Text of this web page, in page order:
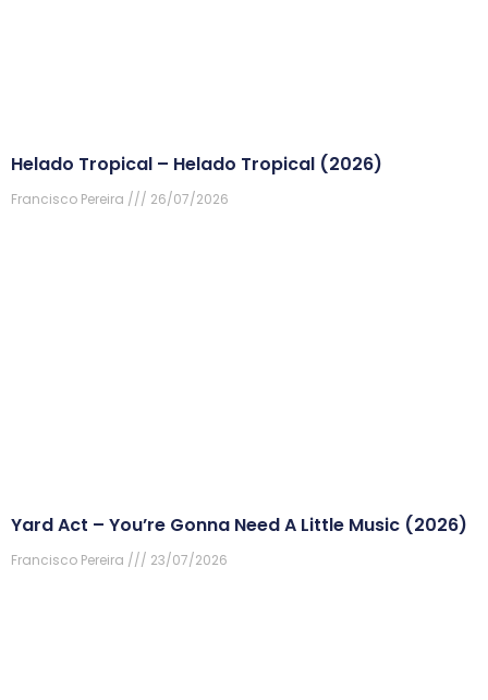
Helado Tropical – Helado Tropical (2026)
Francisco Pereira 26/07/2026
Yard Act – You’re Gonna Need A Little Music (2026)
Francisco Pereira 23/07/2026